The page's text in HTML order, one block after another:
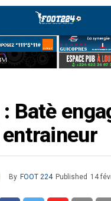
Batè
By FOOT 224 Published 14